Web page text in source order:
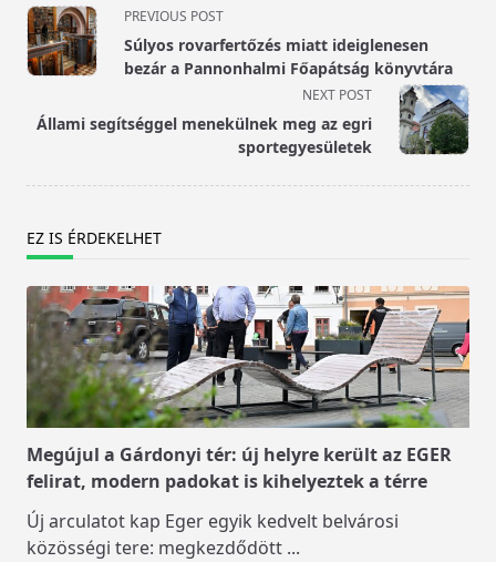
<span
class="nav-
subtitle
reader-
PREVIOUS POST
Súlyos rovarfertőzés miatt ideiglenesen
bezár a Pannonhalmi Főapátság könyvtára
NEXT POST
Állami segítséggel menekülnek meg az egri
sportegyesületek
EZ IS ÉRDEKELHET
Megújul a Gárdonyi tér: új helyre került az EGER
felirat, modern padokat is kihelyeztek a térre
Új arculatot kap Eger egyik kedvelt belvárosi
közösségi tere: megkezdődött ...